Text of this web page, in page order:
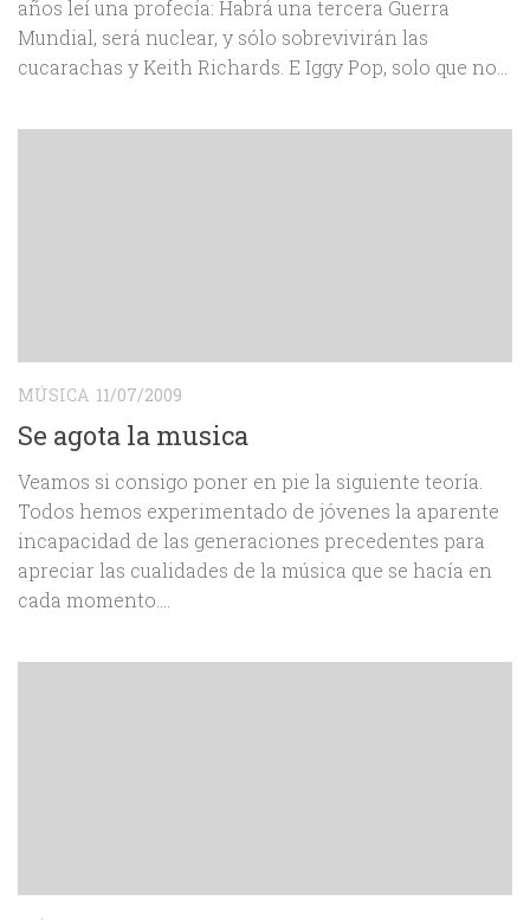
años leí una profecía: Habrá una tercera Guerra
Mundial, será nuclear, y sólo sobrevivirán las
cucarachas y Keith Richards. E Iggy Pop, solo que no...
MÚSICA 11/07/2009
Se agota la musica
Veamos si consigo poner en pie la siguiente teoría.
Todos hemos experimentado de jóvenes la aparente
incapacidad de las generaciones precedentes para
apreciar las cualidades de la música que se hacía en
cada momento....